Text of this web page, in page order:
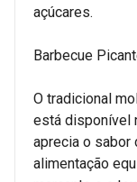
açúcares.
Barbecue
O tradicional
está disponível
aprecia o sabor
alimentação